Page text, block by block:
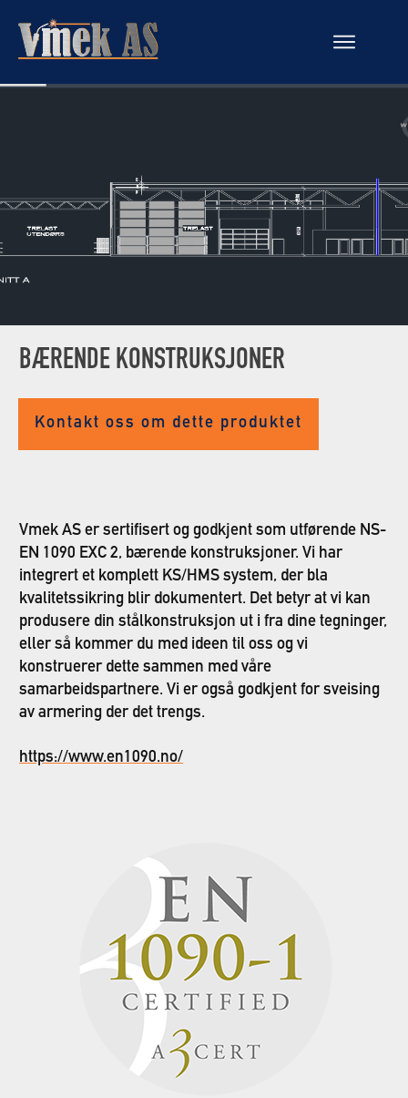
BÆRENDE KONSTRUKSJONER
Kontakt oss om dette produktet
Vmek AS er sertifisert og godkjent som utførende NS-
EN 1090 EXC 2, bærende konstruksjoner. Vi har
integrert et komplett KS/HMS system, der bla
kvalitetssikring blir dokumentert. Det betyr at vi kan
produsere din stålkonstruksjon ut i fra dine tegninger,
eller så kommer du med ideen til oss og vi
konstruerer dette sammen med våre
samarbeidspartnere. Vi er også godkjent for sveising
av armering der det trengs.
https://www.en1090.no/